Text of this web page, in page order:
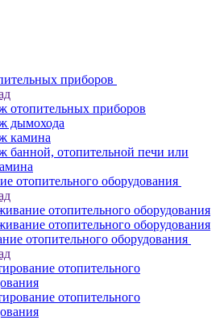
приборов
отопительных приборов
дымохода
камина
банной, отопительной печи или
отопительного оборудования
отопительного оборудования
отопительного оборудования
отопительного оборудования
отопительного
отопительного